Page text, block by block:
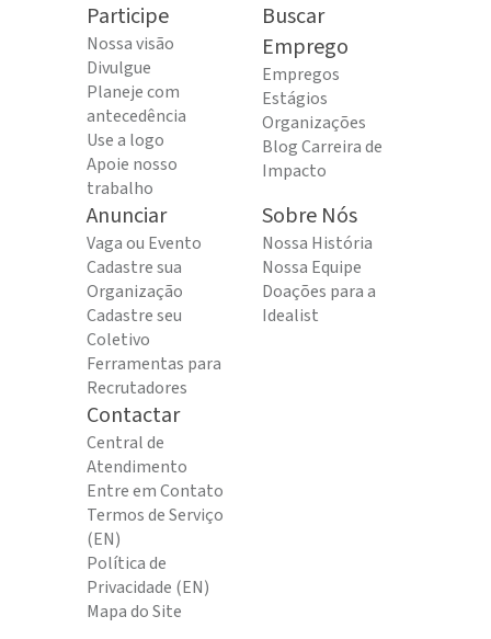
Participe
Nossa visão
Divulgue
Planeje com
antecedência
Use a logo
Apoie nosso
trabalho
Buscar
Emprego
Empregos
Estágios
Organizações
Blog Carreira de
Impacto
Anunciar
Vaga ou Evento
Cadastre sua
Organização
Cadastre seu
Coletivo
Ferramentas para
Recrutadores
Sobre Nós
Nossa História
Nossa Equipe
Doações para a
Idealist
Contactar
Central de
Atendimento
Entre em Contato
Termos de Serviço
(EN)
Política de
Privacidade (EN)
Mapa do Site